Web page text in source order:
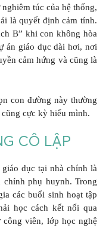
túc của hệ thống,
là quyết định cảm tính.
B” khi con không hòa
án giáo dục dài hơi, nơi
cảm hứng và cũng là
con đường này thường
cực kỳ hiểu mình.
CÔ LẬP
dục tại nhà chính là
phụ huynh. Trong
các buổi sinh hoạt tập
học cách kết nối qua
viên, lớp học nghệ